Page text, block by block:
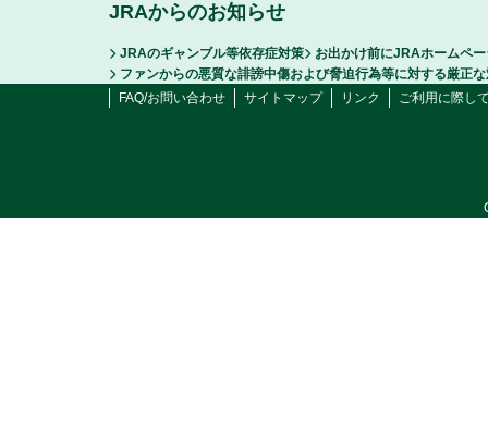
JRAからのお知らせ
JRAのギャンブル等依存症対策
お出かけ前にJRAホームペ
ファンからの悪質な誹謗中傷および脅迫行為等に対する厳正
FAQ/お問い合わせ
サイトマップ リンク ご利用に際し